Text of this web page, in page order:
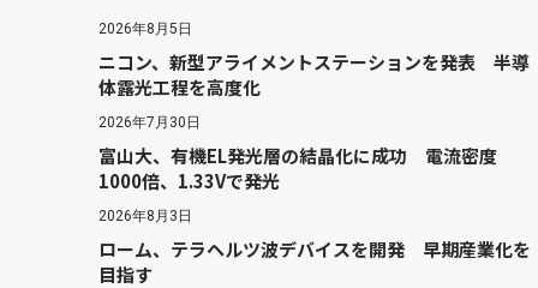
2026年8月5日
ニコン、新型アライメントステーションを発表 半導
体露光工程を高度化
2026年7月30日
富山大、有機EL発光層の結晶化に成功 電流密度
1000倍、1.33Vで発光
2026年8月3日
ローム、テラヘルツ波デバイスを開発 早期産業化を
目指す